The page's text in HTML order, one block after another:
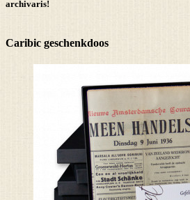
archivaris!
Caribic geschenkdoos